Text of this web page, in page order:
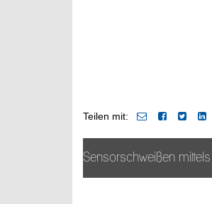
Teilen mit:
Sensorschweißen